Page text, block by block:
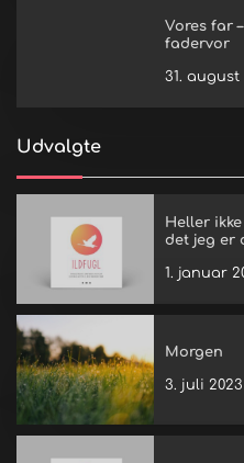
Vores far
fadervor
31. august
Udvalgte
Heller
det jeg er
1. januar
Morgen
3. juli 2023